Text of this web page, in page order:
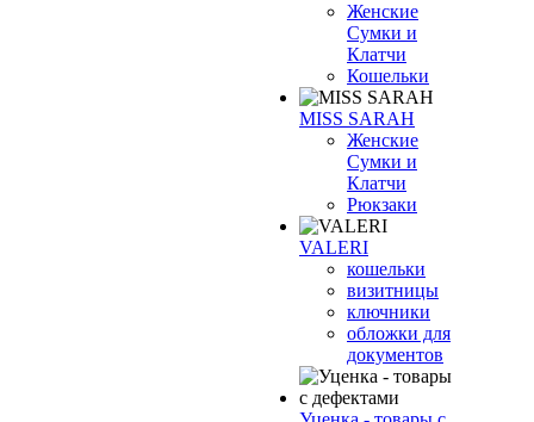
Женские
Сумки и
Клатчи
Кошельки
MISS SARAH
Женские
Сумки и
Клатчи
Рюкзаки
VALERI
кошельки
визитницы
ключники
обложки для
документов